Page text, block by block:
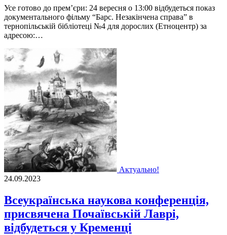
Усе готово до прем’єри: 24 вересня о 13:00 відбудеться показ
документального фільму “Барс. Незакінчена справа” в
тернопільській бібліотеці №4 для дорослих (Етноцентр) за
адресою:…
Актуально!
24.09.2023
Всеукраїнська наукова конференція,
присвячена Почаївській Лаврі,
відбудеться у Кременці